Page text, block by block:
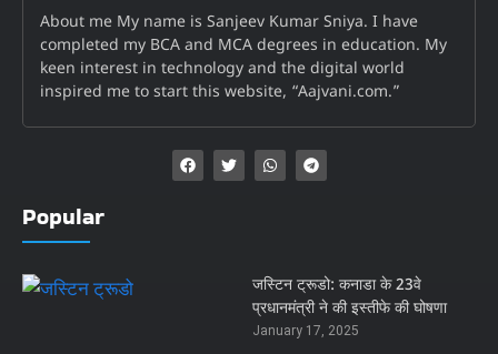
About me My name is Sanjeev Kumar Sniya. I have
completed my BCA and MCA degrees in education. My
keen interest in technology and the digital world
inspired me to start this website, “Aajvani.com.”
Popular
जस्टिन ट्रूडो: कनाडा के 23वे
प्रधानमंत्री ने की इस्तीफे की घोषणा
January 17, 2025